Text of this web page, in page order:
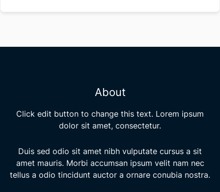
About
Click edit button to change this text. Lorem ipsum
dolor sit amet, consectetur.
Duis sed odio sit amet nibh vulputate cursus a sit
amet mauris. Morbi accumsan ipsum velit nam nec
tellus a odio tincidunt auctor a ornare conubia nostra.